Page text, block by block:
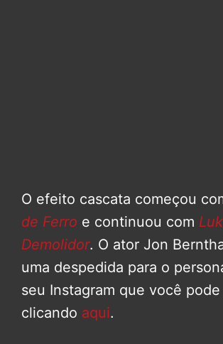
O efeito cascata começou
de Ferro e continuou com
Demolidor. O ator Jon
uma despedida para o
seu Instagram que você
clicando aqui.